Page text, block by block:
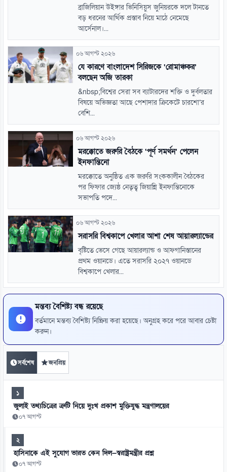
ব্রাজিলিয়ান উইঙ্গার ভিনিসিয়ুস জুনিয়রকে দলে টানতে
বড় ধরনের আর্থিক প্রস্তাব নিয়ে মাঠে নেমেছে
আর্সেনাল।...
০৬ আগস্ট ২০২৬
যে কারণে বাংলাদেশ সিরিজকে ‘রোমাঞ্চকর’
বলছেন অজি তারকা
&nbsp;বিশ্বের সেরা সব ব্যাটারদের শক্তি ও দুর্বলতার
বিষয়ে অভিজ্ঞতা আছে পেশাদার ক্রিকেটে চারশো’র
বেশি...
০৬ আগস্ট ২০২৬
মরক্কোতে জরুরি বৈঠকে ‘পূর্ণ সমর্থন’ পেলেন
ইনফান্তিনো
মরক্কোতে অনুষ্ঠিত এক জরুরি সংককালীন বৈঠকের
পর ফিফার জ্যেষ্ঠ নেতৃত্ব জিয়ান্নি ইনফান্তিনোকে
সভাপতি পদে...
০৬ আগস্ট ২০২৬
সরাসরি বিশ্বকাপে খেলার আশা শেষ আয়ারল্যান্ডের
বৃষ্টিতে ভেসে গেছে আয়ারল্যান্ড ও আফগানিস্তানের
প্রথম ওয়ানডে। এতে সরাসরি ২০২৭ ওয়ানডে
বিশ্বকাপে খেলার...
মন্তব্য বৈশিষ্ট্য বন্ধ রয়েছে
বর্তমানে মন্তব্য বৈশিষ্ট্য নিষ্ক্রিয় করা হয়েছে। অনুগ্রহ করে পরে আবার চেষ্টা
করুন।
সর্বশেষ জনপ্রিয়
১
জুলাই তথ্যচিত্রের ত্রুটি নিয়ে দুঃখ প্রকাশ মুক্তিযুদ্ধ মন্ত্রণালয়ের
০৭ আগস্ট
২
হাসিনাকে এই সুযোগ ভারত কেন দিল—স্বরাষ্ট্রমন্ত্রীর প্রশ্ন
০৭ আগস্ট